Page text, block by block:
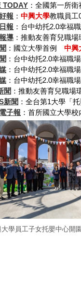
TODAY ：全國第一所
報 ： 中興大學教職員工
報 ：台中幼托2.0幸福
導 ：推動友善育兒職
：國立大學首例 中興
：台中幼托2.0幸福職
：台中幼托2.0幸福職
：台中幼托2.0幸福職
聞 ：推動友善育兒職
新聞 ：全台第1大學「
子報 ：首所國立大學
學員工子女托嬰中心開